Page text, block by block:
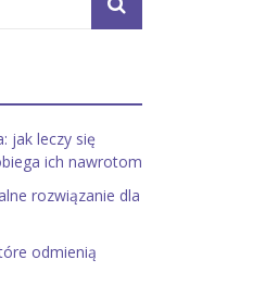
jak leczy się
ich nawrotom
rozwiązanie dla
odmienią